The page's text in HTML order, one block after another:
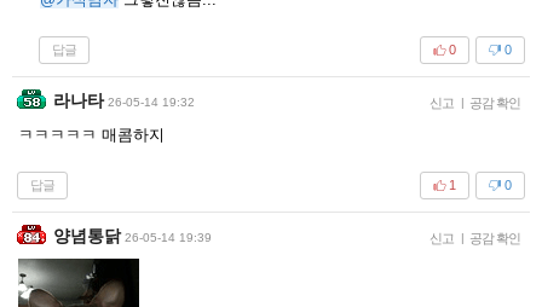
답글 0
0
라나타 26-05-14 19:32 신고 | 공감 확인
ㅋㅋㅋㅋㅋ 매콤하지
답글 0
1
양념통닭 26-05-14 19:39 신고 | 공감 확인